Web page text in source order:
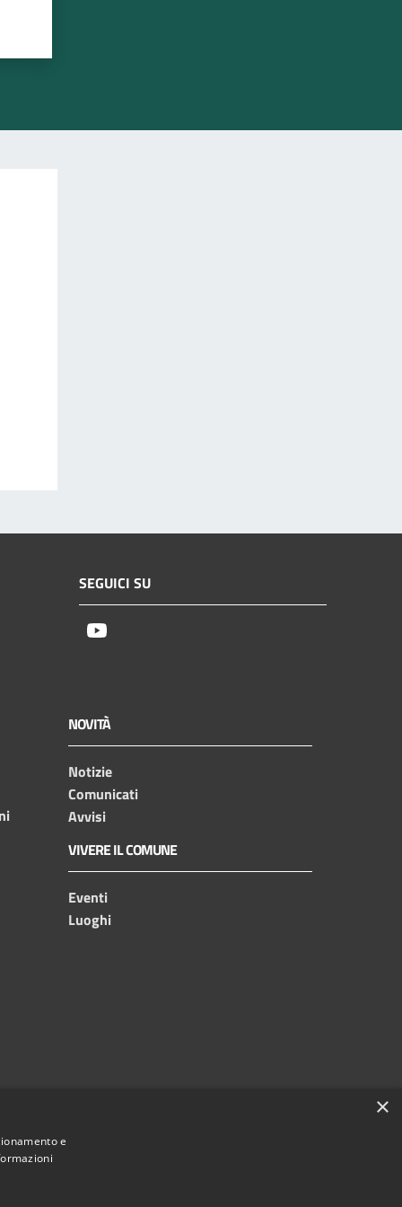
SEGUICI SU
NOVITÀ
Notizie
Comunicati
Avvisi
VIVERE IL COMUNE
Eventi
Luoghi
×
e